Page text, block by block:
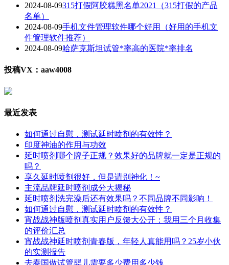
2024-08-09315打假阿胶糕黑名单2021（315打假的产品
名单）
2024-08-09手机文件管理软件哪个好用（好用的手机文
件管理软件推荐）
2024-08-09哈萨克斯坦试管*率高的医院*率排名
投稿VX：aaw4008
最近发表
如何通过自慰，测试延时喷剂的有效性？
印度神油的作用与功效
延时喷剂哪个牌子正规？效果好的品牌就一定是正规的
吗？
享久延时喷剂很好，但是请别神化！~
主流品牌延时喷剂成分大揭秘
延时喷剂洗完澡后还有效果吗？不同品牌不同影响！
如何通过自慰，测试延时喷剂的有效性？
宵战战神版喷剂真实用户反馈大公开：我用三个月收集
的评价汇总
宵战战神延时喷剂青春版，年轻人真能用吗？25岁小伙
的实测报告
去泰国做试管婴儿需要多少费用多少钱